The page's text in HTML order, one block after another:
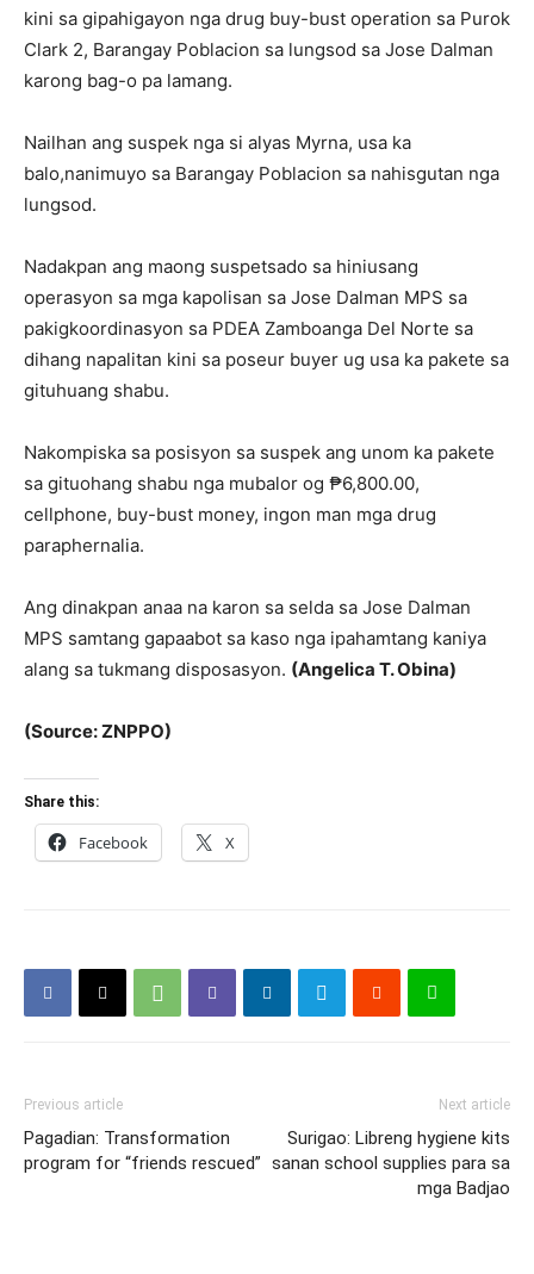
kini sa gipahigayon nga drug buy-bust operation sa Purok
Clark 2, Barangay Poblacion sa lungsod sa Jose Dalman
karong bag-o pa lamang.
Nailhan ang suspek nga si alyas Myrna, usa ka
balo,nanimuyo sa Barangay Poblacion sa nahisgutan nga
lungsod.
Nadakpan ang maong suspetsado sa hiniusang
operasyon sa mga kapolisan sa Jose Dalman MPS sa
pakigkoordinasyon sa PDEA Zamboanga Del Norte sa
dihang napalitan kini sa poseur buyer ug usa ka pakete sa
gituhuang shabu.
Nakompiska sa posisyon sa suspek ang unom ka pakete
sa gituohang shabu nga mubalor og ₱6,800.00,
cellphone, buy-bust money, ingon man mga drug
paraphernalia.
Ang dinakpan anaa na karon sa selda sa Jose Dalman
MPS samtang gapaabot sa kaso nga ipahamtang kaniya
alang sa tukmang disposasyon. (Angelica T. Obina)
(Source: ZNPPO)
Share this:
Facebook X
Previous article
Pagadian: Transformation
program for “friends rescued”
Next article
Surigao: Libreng hygiene kits
sanan school supplies para sa
mga Badjao